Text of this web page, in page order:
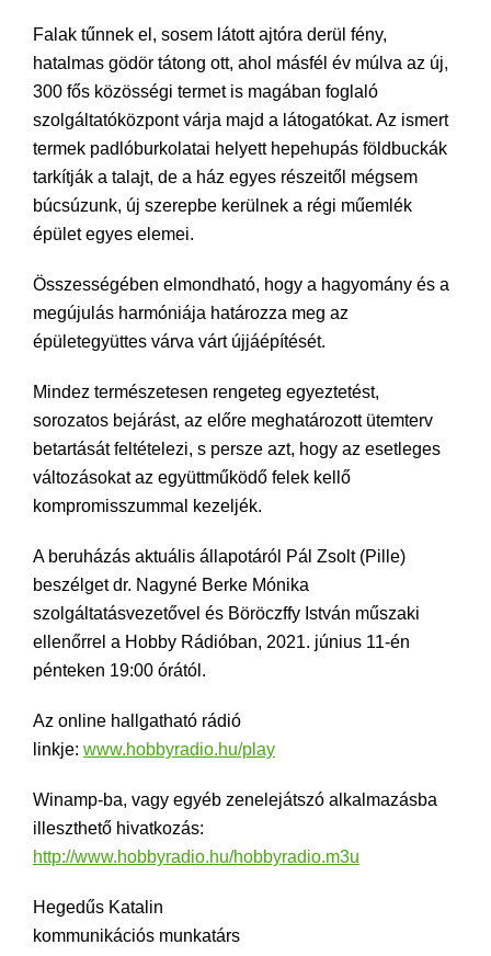
Falak tűnnek el, sosem látott ajtóra derül fény,
hatalmas gödör tátong ott, ahol másfél év múlva az új,
300 fős közösségi termet is magában foglaló
szolgáltatóközpont várja majd a látogatókat. Az ismert
termek padlóburkolatai helyett hepehupás földbuckák
tarkítják a talajt, de a ház egyes részeitől mégsem
búcsúzunk, új szerepbe kerülnek a régi műemlék
épület egyes elemei.
Összességében elmondható, hogy a hagyomány és a
megújulás harmóniája határozza meg az
épületegyüttes várva várt újjáépítését.
Mindez természetesen rengeteg egyeztetést,
sorozatos bejárást, az előre meghatározott ütemterv
betartását feltételezi, s persze azt, hogy az esetleges
változásokat az együttműködő felek kellő
kompromisszummal kezeljék.
A beruházás aktuális állapotáról Pál Zsolt (Pille)
beszélget dr. Nagyné Berke Mónika
szolgáltatásvezetővel és Böröczffy István műszaki
ellenőrrel a Hobby Rádióban, 2021. június 11-én
pénteken 19:00 órától.
Az online hallgatható rádió
linkje: www.hobbyradio.hu/play
Winamp-ba, vagy egyéb zenelejátszó alkalmazásba
illeszthető hivatkozás:
http://www.hobbyradio.hu/hobbyradio.m3u
Hegedűs Katalin
kommunikációs munkatárs